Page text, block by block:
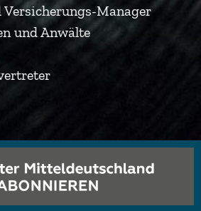
Versicherungs-Manager
und Anwälte